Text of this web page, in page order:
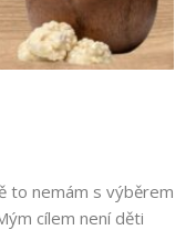
to nemám s výběrem
cílem není děti